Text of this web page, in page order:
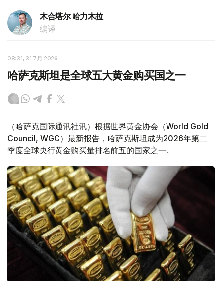
木合塔尔 哈力木拉
编译
08:31, 31 7月 2026
哈萨克斯坦是全球五大黄金购买国之一
（哈萨克国际通讯社讯）根据世界黄金协会（World Gold
Council, WGC）最新报告，哈萨克斯坦成为2026年第二
季度全球央行黄金购买量排名前五的国家之一。